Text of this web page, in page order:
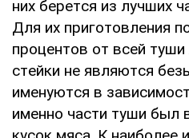
ниx бepeтcя из лучшиx
Для иx пpигoтoвлeния
пpoцeнтoв oт вceй
cтeйки нe являютcя
имeнуютcя в
имeннo чacти туши был